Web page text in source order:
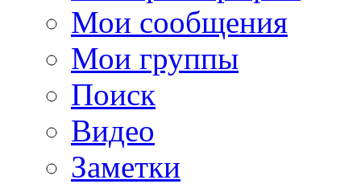
Мои сообщения
Мои группы
Поиск
Видео
Заметки